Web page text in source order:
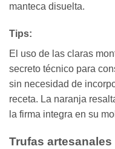
manteca disuelta.
Tips:
El uso de las claras
secreto técnico para
sin necesidad de
receta. La naranja
la firma integra en su
Trufas